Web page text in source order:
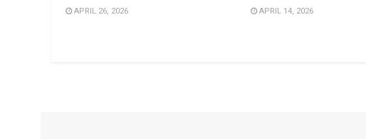
APRIL 26, 2026 APRIL 14, 2026